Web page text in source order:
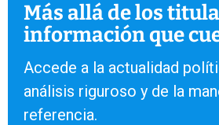
Más allá de los
información que
Accede a la actualidad
análisis riguroso y de la
referencia.